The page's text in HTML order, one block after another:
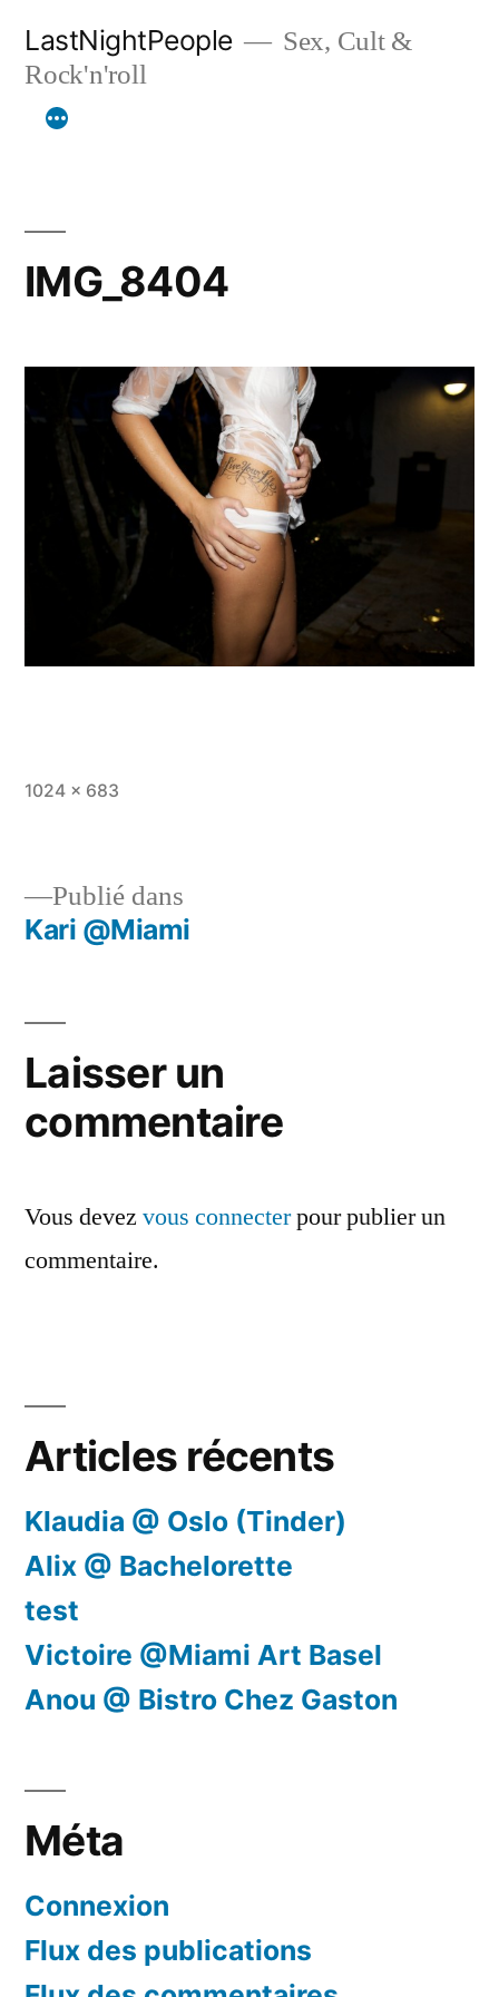
contenu
LastNightPeople
Sex, Cult &
Rock'n'roll
IMG_8404
Taille
1024 × 683
Navigation
l’article
Publié dans
Kari @Miami
Laisser un
commentaire
Vous devez vous connecterpour publier un
commentaire.
Articles récents
Klaudia @ Oslo (Tinder)
Alix @ Bachelorette
test
Victoire @Miami Art Basel
Anou @ Bistro Chez Gaston
Méta
Connexion
Flux des publications